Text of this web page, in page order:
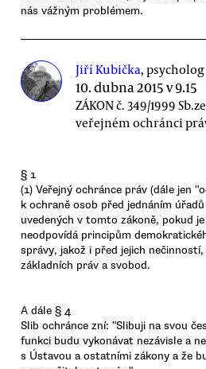
nás vážným problémem.
Jiří Kubička, psycholog
10. dubna 2015 v 9.15
ZÁKON č. 349/1999
veřejném ochránci
§ 1
(1) Veřejný ochránce práv (dále jen
k ochraně osob před jednáním
uvedených v tomto zákoně, pokud
neodpovídá principům
správy, jakož i před jejich
základních práv a svobod.
A dále § 4
Slib ochránce zní: "Slibuji na svou
funkci budu vykonávat nezávisle a
s Ústavou a ostatními zákony a že